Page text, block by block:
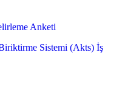
Anketi
Sistemi (Akts) İş